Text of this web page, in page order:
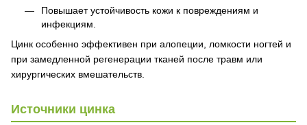
Повышает устойчивость кожи к повреждениям и
инфекциям.
Цинк особенно эффективен при алопеции, ломкости ногтей и
при замедленной регенерации тканей после травм или
хирургических вмешательств.
Источники цинка